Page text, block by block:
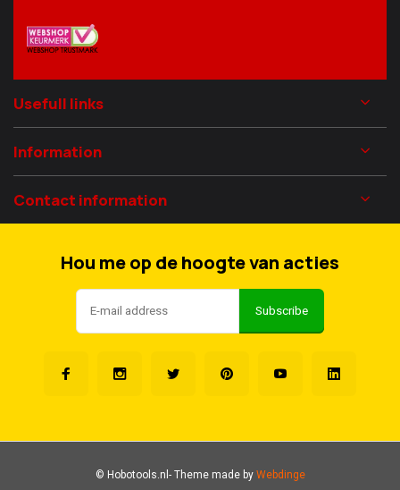
Usefull links
Information
Contact information
Hou me op de hoogte van acties
Subscribe
© Hobotools.nl- Theme made byWebdinge